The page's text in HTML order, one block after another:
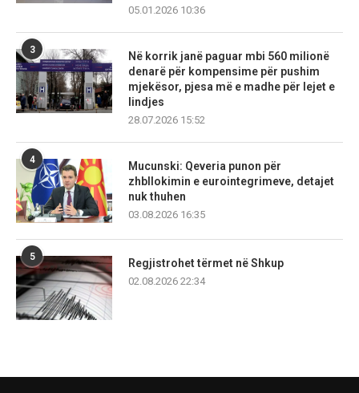
05.01.2026 10:36
3
Në korrik janë paguar mbi 560 milionë
denarë për kompensime për pushim
mjekësor, pjesa më e madhe për lejet e
lindjes
28.07.2026 15:52
4
Mucunski: Qeveria punon për
zhbllokimin e eurointegrimeve, detajet
nuk thuhen
03.08.2026 16:35
5
Regjistrohet tërmet në Shkup
02.08.2026 22:34